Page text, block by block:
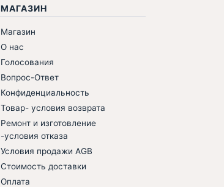
МАГАЗИН
Магазин
О нас
Голосования
Вопрос-Ответ
Конфиденциальность
Товар- условия возврата
Ремонт и изготовление
-условия отказа
Условия продажи AGB
Стоимость доставки
Оплата